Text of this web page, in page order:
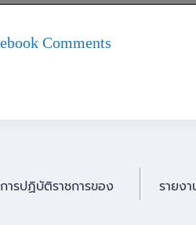
Comments
ารปฏิบัติราชการของ
รายง